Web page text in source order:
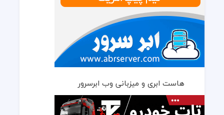
هاست ابری و میزبانی وب ابرسرور